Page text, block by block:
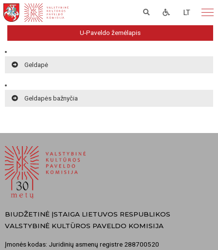
LT
U-Paveldo žemėlapis
Geldapė
Geldapės bažnyčia
BIUDŽETINĖ ĮSTAIGA LIETUVOS RESPUBLIKOS
VALSTYBINĖ KULTŪROS PAVELDO KOMISIJA
Įmonės kodas: Juridinių asmenų registre 288700520